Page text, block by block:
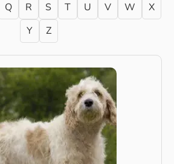
Q R S T U V W
X
Y
Z